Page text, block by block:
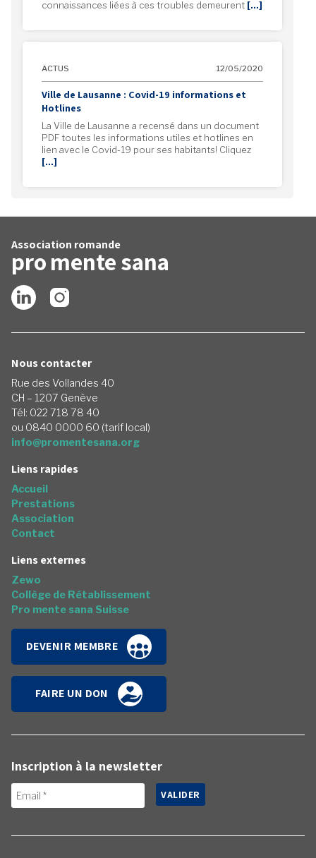
connaissances liées à ces troubles demeurent […]
ACTUS 12/05/2020
Ville de Lausanne : Covid-19 informations et
Hotlines
La Ville de Lausanne a recensé dans un document
PDF toutes les informations utiles et hotlines en
lien avec le Covid-19 pour ses habitants! Cliquez
[…]
Association romande
promentesana
Nous contacter
Rue des Vollandes 40
CH – 1207 Genève
Tél: 022 718 78 40
ou 0840 0000 60 (tarif local)
info@promentesana.org
Liens rapides
Accueil
Prestations
Association
Contact
Liens externes
Zewo
Collège de Rétablissement
Pro mente sana Suisse
DEVENIR MEMBRE
FAIRE UN DON
Inscription à la newsletter